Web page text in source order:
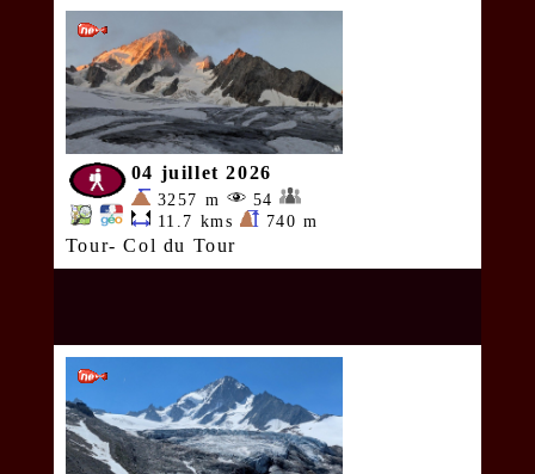
04 juillet 2026
3257 m
54
11.7 kms
740 m
Tour- Col du Tour